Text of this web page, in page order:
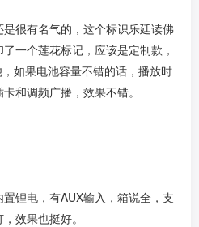
很有名气的，这个标识乐廷读佛
一个莲花标记，应该是定制款，
如果电池容量不错的话，播放时
和调频广播，效果不错。
锂电，有AUX输入，箱说全，支
效果也挺好。